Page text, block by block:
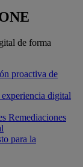
de forma
proactiva de
digital
Remediaciones
para la